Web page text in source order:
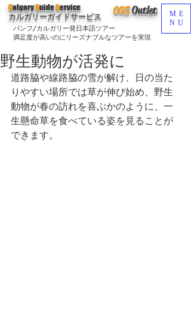
CGSOutlet
バンフ/カルガリー発日本語ツアー
満足度が高いのにリーズナブルなツアーを実現
CalgaryGuideService
カルガリーガイドサービス
ME
NU
野生動物が活発に
道路脇や線路脇の雪が解け、日の当た
りやすい場所では草が伸び始め、野生
動物が春の訪れを喜ぶかのように、一
生懸命草を食べている姿を見ることが
できます。